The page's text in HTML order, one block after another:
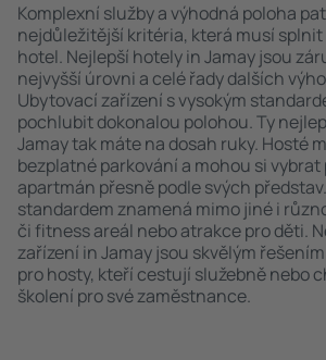
Komplexní služby a výhodná poloha
nejdůležitější kritéria, která musí splnit
hotel. Nejlepší hotely in Jamay jsou
nejvyšší úrovni a celé řady dalších
Ubytovací zařízení s vysokým
pochlubit dokonalou polohou. Ty
Jamay tak máte na dosah ruky. Hosté
bezplatné parkování a mohou si vybrat
apartmán přesně podle svých
standardem znamená mimo jiné i
či fitness areál nebo atrakce pro děti.
zařízení in Jamay jsou skvělým
pro hosty, kteří cestují služebně nebo
školení pro své zaměstnance.